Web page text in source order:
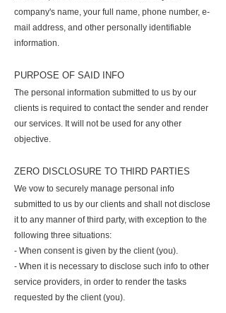
company's name, your full name, phone number, e-
mail address, and other personally identifiable
information.
PURPOSE OF SAID INFO
The personal information submitted to us by our
clients is required to contact the sender and render
our services. It will not be used for any other
objective.
ZERO DISCLOSURE TO THIRD PARTIES
We vow to securely manage personal info
submitted to us by our clients and shall not disclose
it to any manner of third party, with exception to the
following three situations:
- When consent is given by the client (you).
- When it is necessary to disclose such info to other
service providers, in order to render the tasks
requested by the client (you).